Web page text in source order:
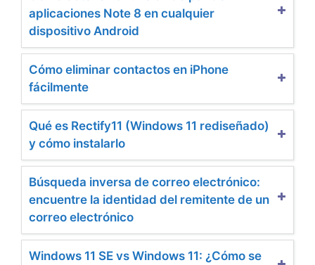
aplicaciones Note 8 en cualquier
dispositivo Android
Cómo eliminar contactos en iPhone
fácilmente
Qué es Rectify11 (Windows 11 rediseñado)
y cómo instalarlo
Búsqueda inversa de correo electrónico:
encuentre la identidad del remitente de un
correo electrónico
Windows 11 SE vs Windows 11: ¿Cómo se